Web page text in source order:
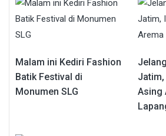
Malam ini Kediri Fashion
Batik Festival di
Monumen SLG
Jatim,
Asing